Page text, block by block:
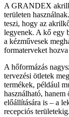
A GRANDEX
területen
teszi, hogy az
legyenek. A kő egy
a kézművesek
formaterveket
A hőformázás
tervezési ötletek
termékek, például
használható,
előállítására is – a
recepciós területekig.